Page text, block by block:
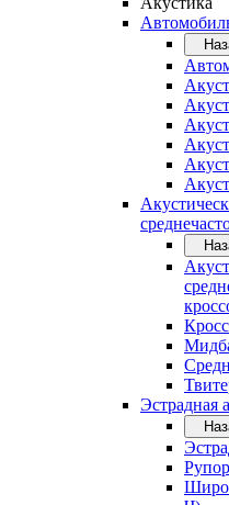
Эстрадная